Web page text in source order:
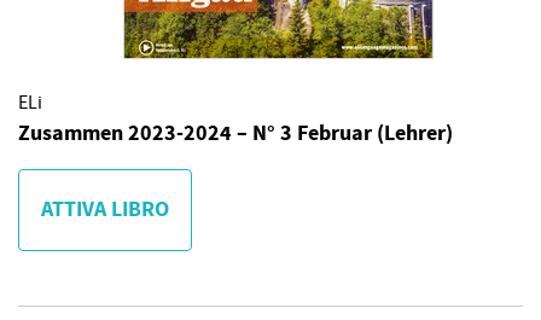
ELi
Zusammen 2023-2024 – N° 3 Februar (Lehrer)
ATTIVA LIBRO